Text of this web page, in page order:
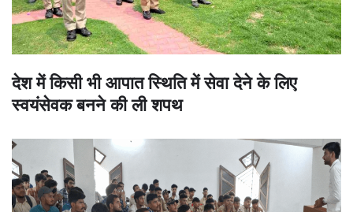
देश में किसी भी आपात स्थिति में सेवा देने के लिए
स्वयंसेवक बनने की ली शपथ